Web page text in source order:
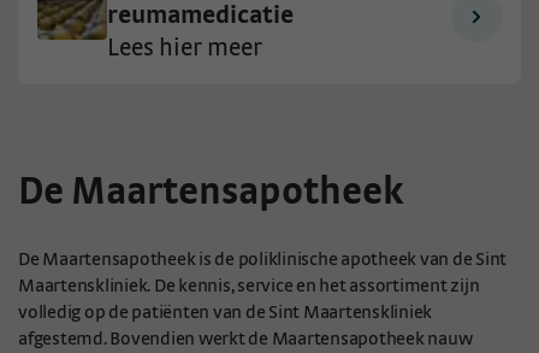
reumamedicatie
Lees hier meer
De Maartensapotheek
De Maartensapotheek is de poliklinische apotheek van de Sint
Maartenskliniek. De kennis, service en het assortiment zijn
volledig op de patiënten van de Sint Maartenskliniek
afgestemd. Bovendien werkt de Maartensapotheek nauw